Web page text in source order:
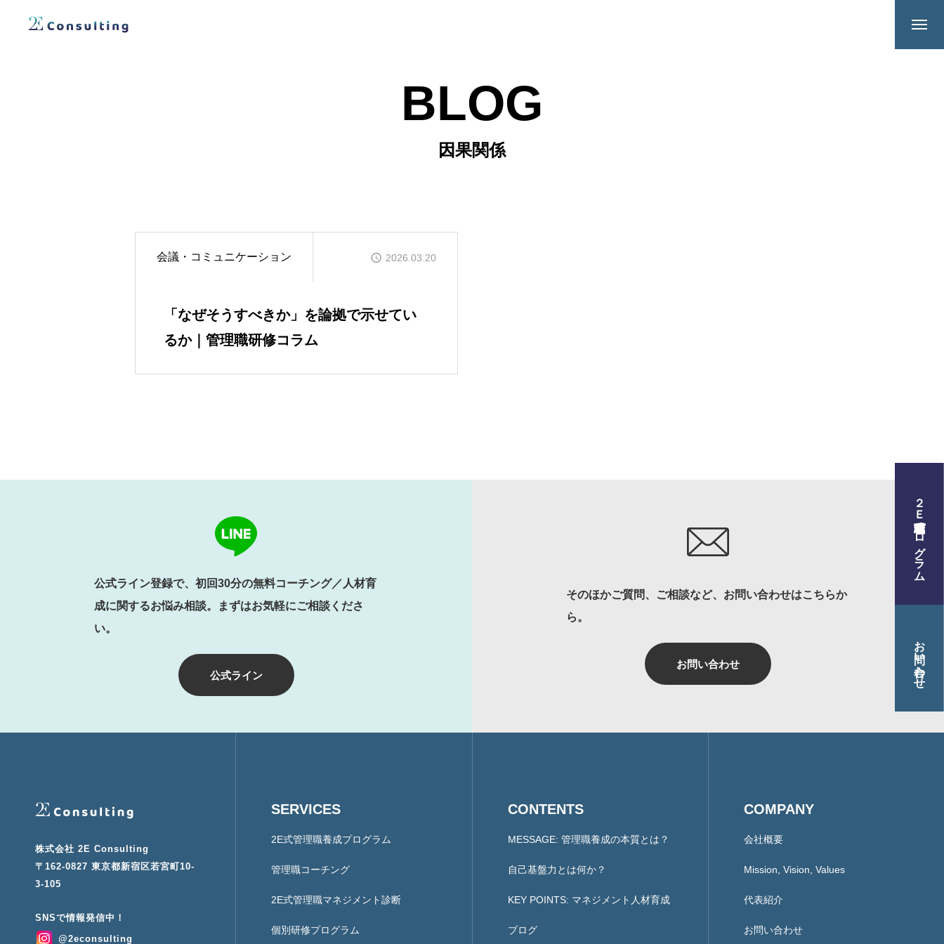
2E Consulting の人材育成について
２Ｅ式管理職養成プログラム
お問い合わせ
BLOG
因果関係
会議・コミュニケーション 2026.03.20
「なぜそうすべきか」を論拠で示せてい
るか｜管理職研修コラム
公式ライン
公式ライン登録で、初回30分の無料コーチング／人材育
成に関するお悩み相談。まずはお気軽にご相談くださ
い。
お問い合わせ
そのほかご質問、ご相談など、お問い合わせはこちらか
ら。
株式会社 2E Consulting
〒162-0827 東京都新宿区若宮町10-
3-105
SERVICES
2E式管理職養成プログラム
管理職コーチング
2E式管理職マネジメント診断
個別研修プログラム
CONTENTS
MESSAGE: 管理職養成の本質とは？
自己基盤力とは何か？
KEY POINTS: マネジメント人材育成
ブログ
COMPANY
会社概要
Mission, Vision, Values
代表紹介
お問い合わせ